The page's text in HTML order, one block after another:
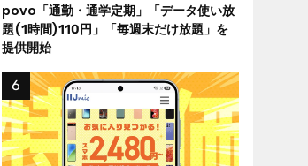
povo「通勤・通学定期」「データ使い放
題(1時間)110円」「毎週末だけ放題」を
提供開始